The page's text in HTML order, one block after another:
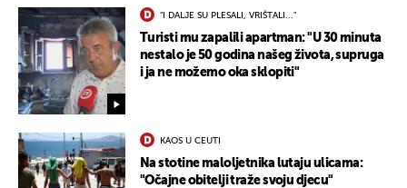
"I DALJE SU PLESALI, VRIŠTALI..."
Turisti mu zapalili apartman: "U 30 minuta
nestalo je 50 godina našeg života, supruga
i ja ne možemo oka sklopiti"
KAOS U CEUTI
Na stotine maloljetnika lutaju ulicama:
"Očajne obitelji traže svoju djecu"